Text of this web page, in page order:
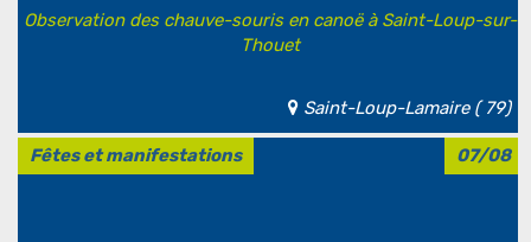
Observation des chauve-souris en canoë à Saint-Loup-sur-
Thouet
Saint-Loup-Lamaire ( 79)
07/08
Fêtes et manifestations